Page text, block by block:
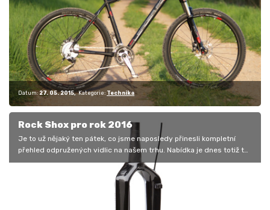
Datum: 27. 05. 2015 Kategorie: Technika
Rock Shox pro rok 2016
Je to už nějaký ten pátek, co jsme naposledy přinesli kompletní
přehled odpružených vidlic na našem trhu. Nabídka je dnes totiž tak
široká,…